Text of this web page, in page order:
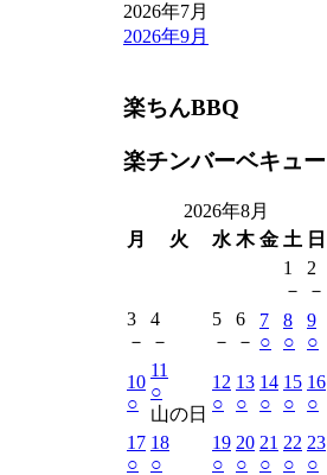
2026年7月
2026年9月
楽ちんBBQ
楽チンバーベキュー
2026年8月
月
火 水 木 金 土 日
1
－
2
－
3
－
4
－
5
－
6
－
7
○
8
○
9
○
10
○
11
○
山の日
12
○
13
○
14
○
15
○
16
○
17
○
18
○
19
○
20
○
21
○
22
○
23
○